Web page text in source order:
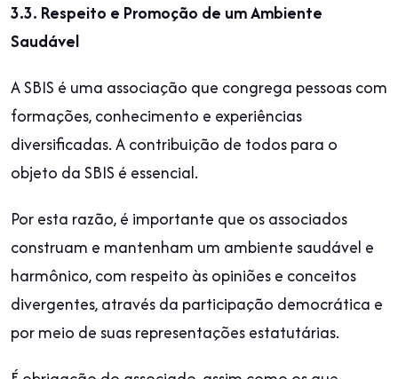
3.3. Respeito e Promoção de um Ambiente
Saudável
A SBIS é uma associação que congrega pessoas com
formações, conhecimento e experiências
diversificadas. A contribuição de todos para o
objeto da SBIS é essencial.
Por esta razão, é importante que os associados
construam e mantenham um ambiente saudável e
harmônico, com respeito às opiniões e conceitos
divergentes, através da participação democrática e
por meio de suas representações estatutárias.